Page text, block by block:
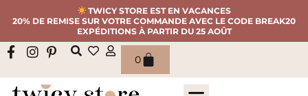
TWICY STORE EST EN VACANCES
20% DE REMISE SUR VOTRE COMMANDE AVEC LE CODE BREAK20
EXPÉDITIONS À PARTIR DU 25 AOÛT
0